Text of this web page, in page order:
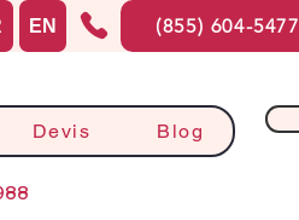
Devis Blog
EN (855) 604-5477